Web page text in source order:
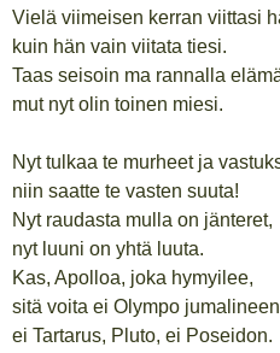
Vielä viimeisen kerran viittasi
kuin hän vain viitata tiesi.
Taas seisoin ma rannalla
mut nyt olin toinen miesi.
Nyt tulkaa te murheet ja
niin saatte te vasten suuta!
Nyt raudasta mulla on jänteret,
nyt luuni on yhtä luuta.
Kas, Apolloa, joka hymyilee,
sitä voita ei Olympo
ei Tartarus, Pluto, ei Poseidon.